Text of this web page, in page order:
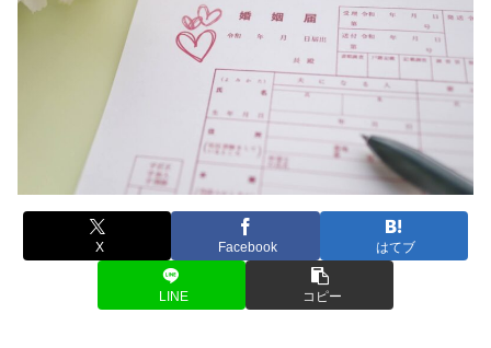
X Facebook はてブ
LINE コピー